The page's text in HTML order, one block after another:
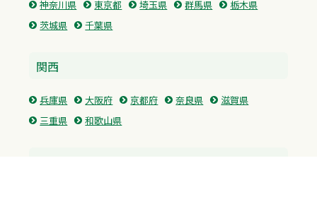
神奈川県 東京都 埼玉県 群馬県
栃木県
茨城県
千葉県
関西
兵庫県 大阪府 京都府 奈良県
滋賀県
三重県
和歌山県